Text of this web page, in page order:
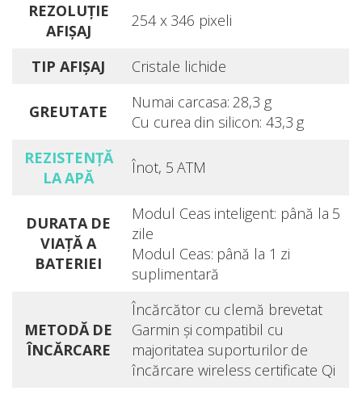
REZOLUŢIE
AFIŞAJ
254 x 346 pixeli
TIP AFIŞAJ Cristale lichide
GREUTATE
Numai carcasa: 28,3 g
Cu curea din silicon: 43,3 g
REZISTENŢĂ
LA APĂ
Înot, 5 ATM
DURATA DE
VIAŢĂ A
BATERIEI
Modul Ceas inteligent: până la 5
zile
Modul Ceas: până la 1 zi
suplimentară
METODĂ DE
ÎNCĂRCARE
Încărcător cu clemă brevetat
Garmin şi compatibil cu
majoritatea suporturilor de
încărcare wireless certificate Qi